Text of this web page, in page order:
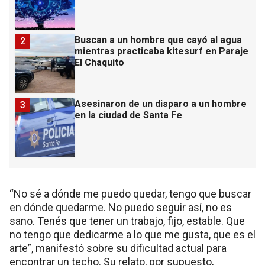
Buscan a un hombre que cayó al agua
mientras practicaba kitesurf en Paraje
El Chaquito
2
Asesinaron de un disparo a un hombre
en la ciudad de Santa Fe
3
“No sé a dónde me puedo quedar, tengo que buscar
en dónde quedarme. No puedo seguir así, no es
sano. Tenés que tener un trabajo, fijo, estable. Que
no tengo que dedicarme a lo que me gusta, que es el
arte”, manifestó sobre su dificultad actual para
encontrar un techo. Su relato, por supuesto,